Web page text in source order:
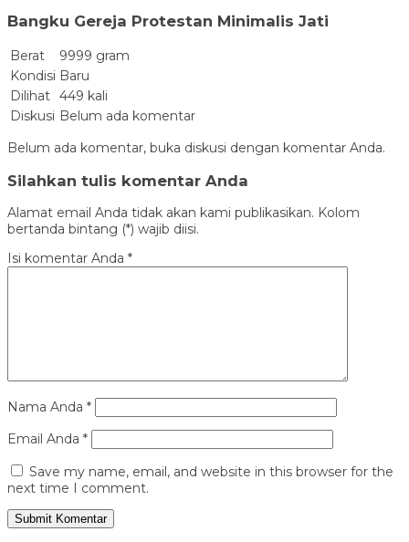
Bangku Gereja Protestan Minimalis Jati
Berat
9999 gram
Kondisi Baru
Dilihat 449 kali
Diskusi Belum ada komentar
Belum ada komentar, buka diskusi dengan komentar Anda.
Silahkan tulis komentar Anda
Alamat email Anda tidak akan kami publikasikan. Kolom
bertanda bintang (*) wajib diisi.
Isi komentar Anda *
Nama Anda *
Email Anda *
Save my name, email, and website in this browser for the
next time I comment.